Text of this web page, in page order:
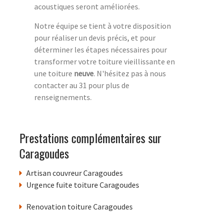
acoustiques seront améliorées.
Notre équipe se tient à votre disposition
pour réaliser un devis précis, et pour
déterminer les étapes nécessaires pour
transformer votre toiture vieillissante en
une toiture neuve. N'hésitez pas à nous
contacter au 31 pour plus de
renseignements.
Prestations complémentaires sur
Caragoudes
Artisan couvreur Caragoudes
Urgence fuite toiture Caragoudes
Renovation toiture Caragoudes